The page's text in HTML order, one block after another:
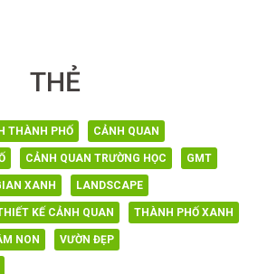
THẺ
THÀNH PHỐ CẢNH QUAN
CẢNH QUAN TRƯỜNG HỌC GMT
XANH LANDSCAPE
KẾ CẢNH QUAN THÀNH PHỐ XANH
NON VƯỜN ĐẸP